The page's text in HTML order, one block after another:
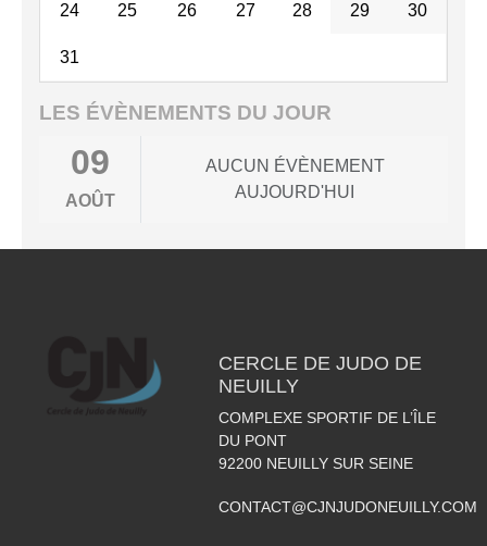
24 25 26 27 28 29 30
31
LES ÉVÈNEMENTS DU JOUR
09
AOÛT
AUCUN ÉVÈNEMENT
AUJOURD'HUI
CERCLE DE JUDO DE
NEUILLY
COMPLEXE SPORTIF DE L’ÎLE
DU PONT
92200 NEUILLY SUR SEINE
CONTACT@CJNJUDONEUILLY.COM